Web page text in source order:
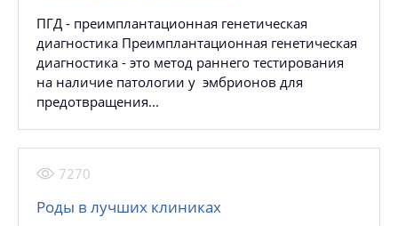
ПГД - преимплантационная генетическая
диагностика Преимплантационная генетическая
диагностика - это метод раннего тестирования
на наличие патологии у эмбрионов для
предотвращения...
7270
Роды в лучших клиниках